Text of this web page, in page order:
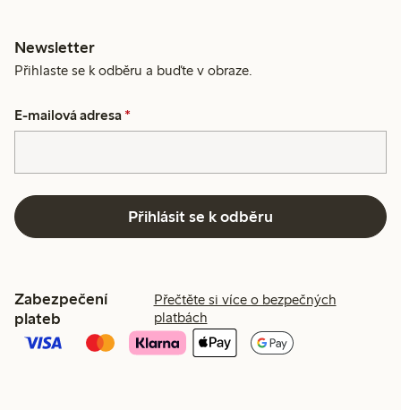
Newsletter
Přihlaste se k odběru a buďte v obraze.
E-mailová adresa *
Přihlásit se k odběru
Zabezpečení
plateb
Přečtěte si více o bezpečných
platbách